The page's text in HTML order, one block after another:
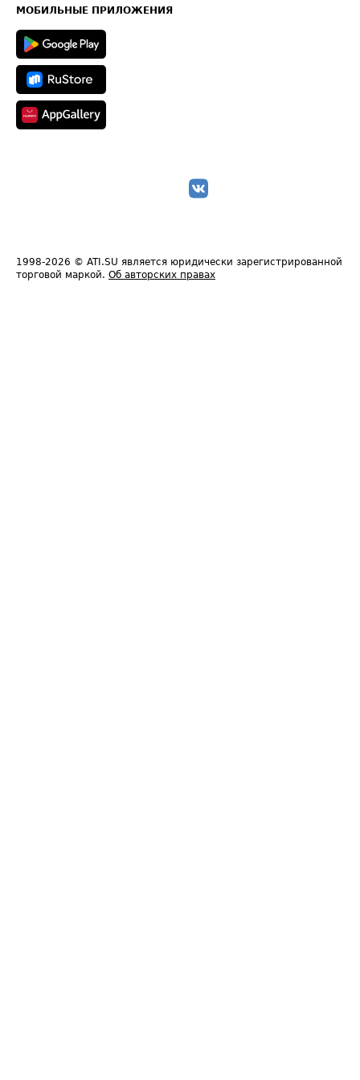
Техническая информация
МОБИЛЬНЫЕ ПРИЛОЖЕНИЯ
1998-2026 © ATI.SU является юридически зарегистрированной
торговой маркой. Об авторских правах